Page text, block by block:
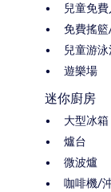
兒童免
免費搖
兒童游
遊樂場
迷你廚房
大型冰箱
爐台
微波爐
咖啡機/